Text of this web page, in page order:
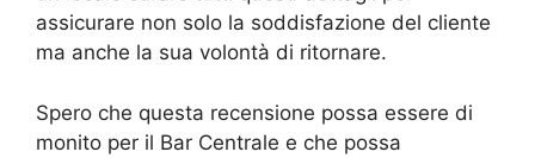
assicurare non solo la soddisfazione del cliente
ma anche la sua volontà di ritornare.
Spero che questa recensione possa essere di
monito per il Bar Centrale e che possa